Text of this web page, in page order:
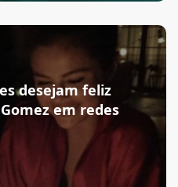
desejam feliz
em redes